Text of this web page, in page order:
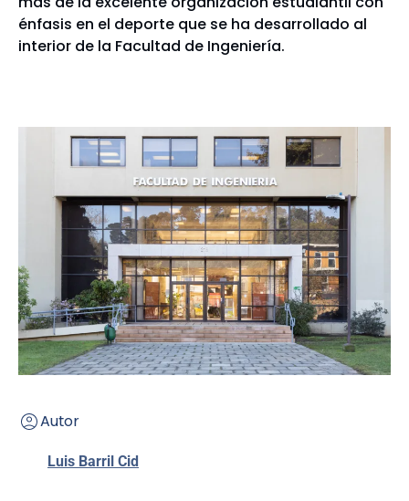
énfasis en el deporte que se ha desarrollado al
interior de la Facultad de Ingeniería.
Autor
Luis Barril Cid